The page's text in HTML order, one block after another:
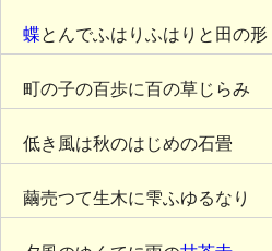
蝶とんでふはりふはりと田の形
町の子の百歩に百の草じらみ
低き風は秋のはじめの石畳
繭売つて生木に雫ふゆるなり